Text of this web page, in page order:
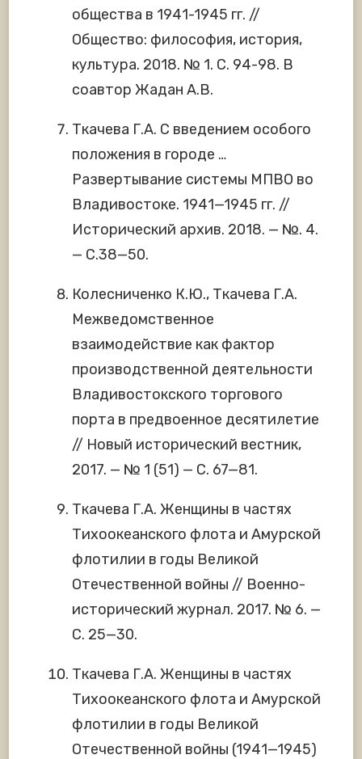
общества в 1941-1945 гг. //
Общество: философия, история,
культура. 2018. № 1. С. 94-98. В
соавтор Жадан А.В.
Ткачева Г.А. С введением особого
положения в городе …
Развертывание системы МПВО во
Владивостоке. 1941—1945 гг. //
Исторический архив. 2018. — №. 4.
— С.38—50.
Колесниченко К.Ю., Ткачева Г.А.
Межведомственное
взаимодействие как фактор
производственной деятельности
Владивостокского торгового
порта в предвоенное десятилетие
// Новый исторический вестник,
2017. — № 1 (51) — С. 67—81.
Ткачева Г.А. Женщины в частях
Тихоокеанского флота и Амурской
флотилии в годы Великой
Отечественной войны // Военно-
исторический журнал. 2017. № 6. —
С. 25—30.
Ткачева Г.А. Женщины в частях
Тихоокеанского флота и Амурской
флотилии в годы Великой
Отечественной войны (1941—1945)